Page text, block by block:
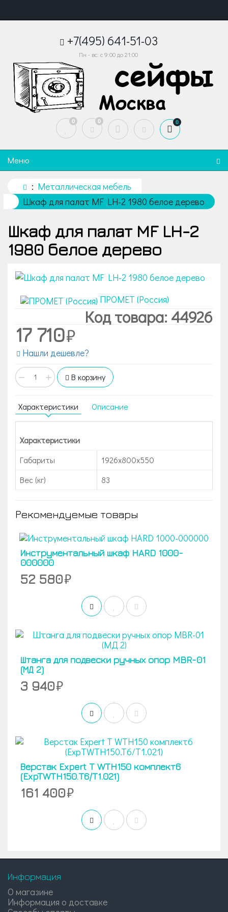
+7(495) 641-51-03
Пн - вс: с 9:00 до 21:00
0 0 0
Меню
Металлическая мебель
Шкаф для палат MF LH-2 1980 белое дерево
Шкаф для палат MF LH-2
1980 белое дерево
ПРОМЕТ (Россия)
Код товара: 44926
17 710
Нашли дешевле?
− + В корзину
Характеристики Описание
Характеристики
Габариты
1926x800x550
Вес (кг)
83
Рекомендуемые товары
Инструментальный шкаф HARD 1000-
000000
52 580
Штанга для подвески ручных опор MBR-01
(МД 2)
3 940
Верстак Expert T WTH150 комплект6
(ExpTWTH150.T6/T1.021)
161 400
Информация
О магазине
Информация о доставке